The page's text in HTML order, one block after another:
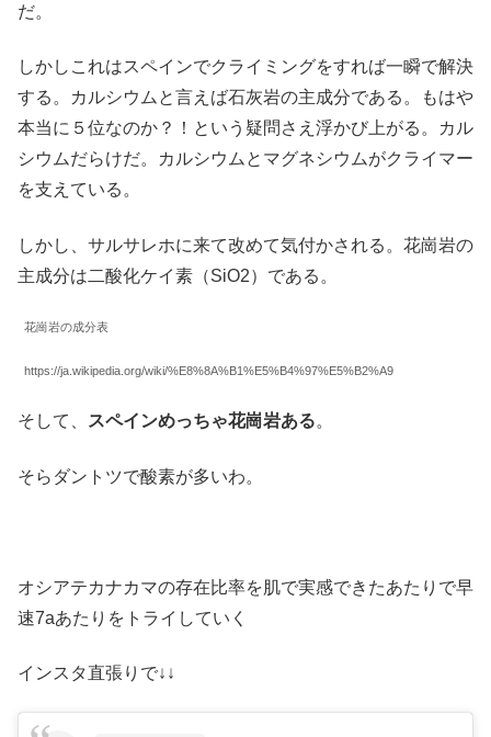
だ。
しかしこれはスペインでクライミングをすれば一瞬で解決
する。カルシウムと言えば石灰岩の主成分である。もはや
本当に５位なのか？！という疑問さえ浮かび上がる。カル
シウムだらけだ。カルシウムとマグネシウムがクライマー
を支えている。
しかし、サルサレホに来て改めて気付かされる。花崗岩の
主成分は二酸化ケイ素（SiO2）である。
花崗岩の成分表
https://ja.wikipedia.org/wiki/%E8%8A%B1%E5%B4%97%E5%B2%A9
そして、 スペインめっちゃ花崗岩ある。
そらダントツで酸素が多いわ。
オシアテカナカマの存在比率を肌で実感できたあたりで早
速7aあたりをトライしていく
インスタ直張りで↓↓